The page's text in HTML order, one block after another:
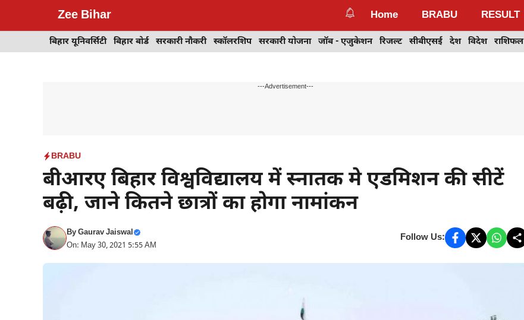
Zee Bihar Home BRABU RESULT
बिहार यूनिवर्सिटी बिहार बोर्ड सरकारी नौकरी स्कॉलरशिप सरकारी योजना जॉब - एजुकेशन रिजल्ट सीबीएसई देश विदेश राशिफल
---Advertisement---
BRABU
बीआरए बिहार विश्वविद्यालय में स्नातक मे एडमिशन की सीटें
बढ़ी, जाने कितने छात्रों का होगा नामांकन
ByGaurav Jaiswal
On: May 30, 2021 5:55 AM
Follow Us: